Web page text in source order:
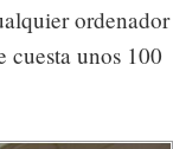
ordenador
unos 100